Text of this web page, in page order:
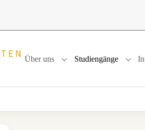
Über uns
Submenu for "Über uns"
Studiengänge